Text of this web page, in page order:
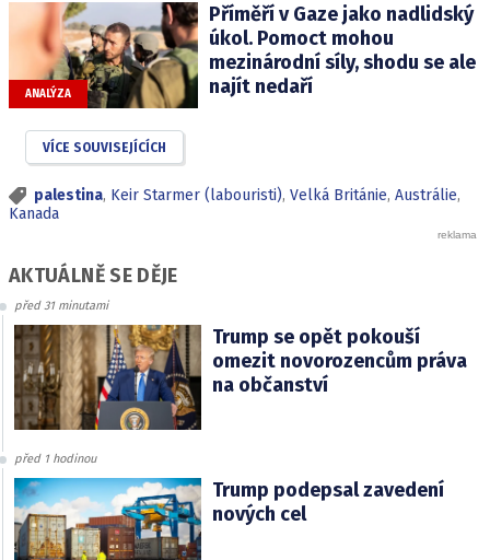
ANALÝZA
Příměří v Gaze jako nadlidský
úkol. Pomoct mohou
mezinárodní síly, shodu se ale
najít nedaří
VÍCE SOUVISEJÍCÍCH
palestina, Keir Starmer (labouristi), Velká Británie, Austrálie,
Kanada
AKTUÁLNĚ SE DĚJE
před 31 minutami
Trump se opět pokouší
omezit novorozencům práva
na občanství
před 1 hodinou
Trump podepsal zavedení
nových cel